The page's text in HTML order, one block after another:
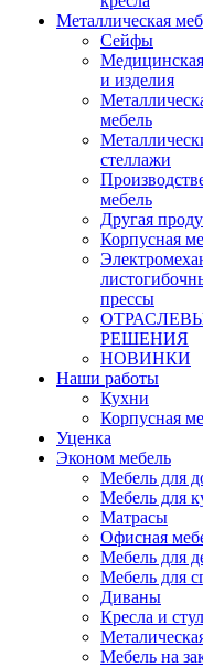
Металлическая
Сейфы
и изделия
мебель
стеллажи
мебель
Другая
Корпусная
прессы
РЕШЕНИЯ
НОВИНКИ
Наши работы
Кухни
Корпусная
Уценка
Эконом мебель
Мебель для
Мебель для
Матрасы
Офисная
Мебель для
Мебель для
Диваны
Кресла и
Мебель на